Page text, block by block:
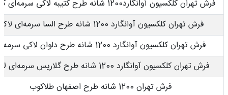
فرش تهران کلکسیون آوانگارد1200 شانه طرح کتیبه لاکی سرمه‌ای کاربنی
فرش تهران کلکسیون آوانگارد 1200 شانه طرح السا سرمه‌ای لاکی
فرش تهران کلکسیون آوانگارد 1200 شانه طرح دلوان لاکی سرمه‌ای
فرش تهران کلکسیون آوانگارد 1200 شانه طرح گلاریس سرمه‌ای لاکی
فرش تهران 1200 شانه طرح اصفهان طلاکوب